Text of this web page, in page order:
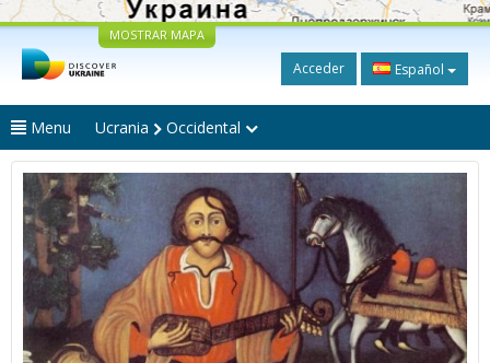
MOSTRAR MAPA
Acceder Español
Menu Ucrania Occidental